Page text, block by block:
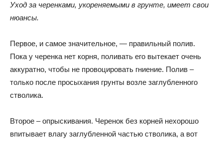
Уход за черенками, укореняемыми в грунте, имеет свои
нюансы.
Первое, и самое значительное, — правильный полив.
Пока у черенка нет корня, поливать его вытекает очень
аккуратно, чтобы не провоцировать гниение. Полив –
только после просыхания грунты возле заглубленного
стволика.
Второе – опрыскивания. Черенок без корней нехорошо
впитывает влагу заглубленной частью стволика, а вот